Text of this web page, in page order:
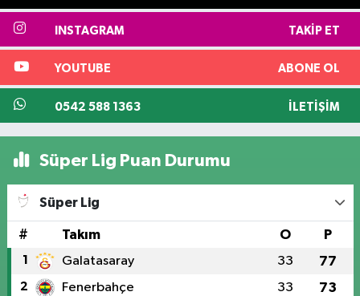
INSTAGRAM TAKIP ET
YOUTUBE ABONE OL
0542 588 1363 İLETIŞIM
Süper Lig Puan Durumu
Süper Lig
# Takım O P
1 Galatasaray 33 77
2 Fenerbahçe 33 73